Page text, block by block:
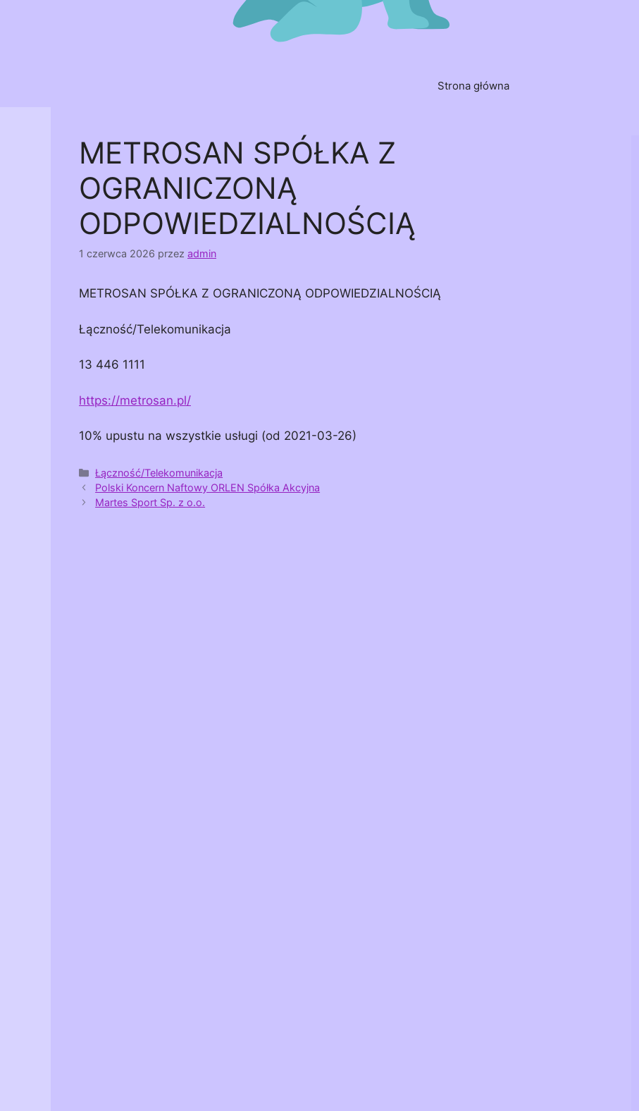
Strona główna
METROSAN SPÓŁKA Z
OGRANICZONĄ
ODPOWIEDZIALNOŚCIĄ
1 czerwca 2026 przez admin
METROSAN SPÓŁKA Z OGRANICZONĄ ODPOWIEDZIALNOŚCIĄ
Łączność/Telekomunikacja
13 446 1111
https://metrosan.pl/
10% upustu na wszystkie usługi (od 2021-03-26)
Kategorie
Łączność/Telekomunikacja
Polski Koncern Naftowy ORLEN Spółka Akcyjna
Martes Sport Sp. z o.o.